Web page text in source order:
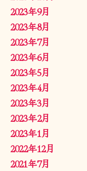
2023年9月
2023年8月
2023年7月
2023年6月
2023年5月
2023年4月
2023年3月
2023年2月
2023年1月
2022年12月
2021年7月